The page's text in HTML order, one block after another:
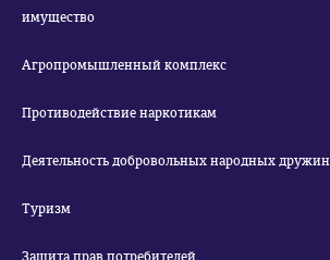
имущество
Агропромышленный комплекс
Противодействие наркотикам
Деятельность добровольных народных дружин
Туризм
Защита прав потребителей